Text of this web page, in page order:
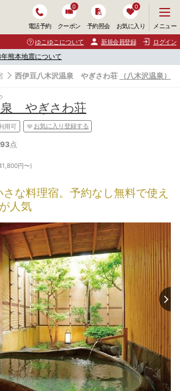
電話予約 クーポン
0
予約照会 お気に入り
0
ニ
ュ
ー
開
く
メニュー
ゆこゆこについて 新規会員登録 ログイン
熊本地震について
西伊豆八木沢温泉 やぎさわ荘 （八木沢温泉）
泉 やぎさわ荘
用可 お気に入り登録する
点
円〜)
な料理宿。予約なし無料で使え
人気